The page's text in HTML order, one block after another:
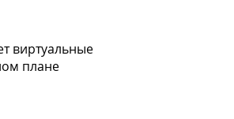
виртуальные
плане